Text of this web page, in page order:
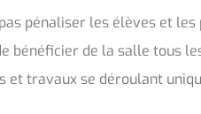
pénaliser les élèves et
bénéficier de la salle tous
et travaux se déroulant